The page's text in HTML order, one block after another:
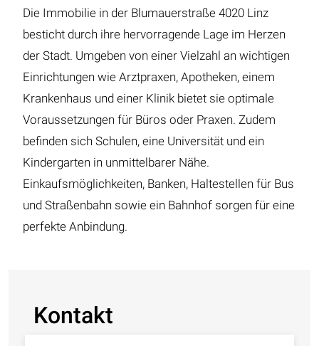
Die Immobilie in der Blumauerstraße 4020 Linz
besticht durch ihre hervorragende Lage im Herzen
der Stadt. Umgeben von einer Vielzahl an wichtigen
Einrichtungen wie Arztpraxen, Apotheken, einem
Krankenhaus und einer Klinik bietet sie optimale
Voraussetzungen für Büros oder Praxen. Zudem
befinden sich Schulen, eine Universität und ein
Kindergarten in unmittelbarer Nähe.
Einkaufsmöglichkeiten, Banken, Haltestellen für Bus
und Straßenbahn sowie ein Bahnhof sorgen für eine
perfekte Anbindung.
Kontakt